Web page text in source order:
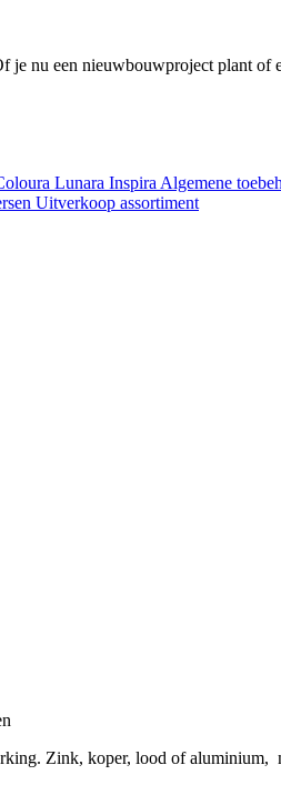
nu een nieuwbouwproject plant
Lunara Inspira Algemene
Uitverkoop assortiment
Zink, koper, lood of aluminium,